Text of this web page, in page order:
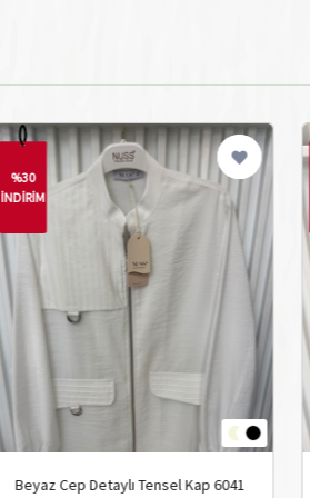
%30
İNDİRİM
Beyaz Cep Detaylı Tensel Kap 6041